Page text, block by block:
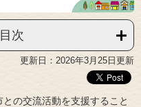
次
更新日：2026年3月25日更新
の交流活動を支援すること